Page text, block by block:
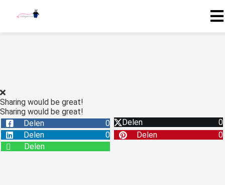
Sharing would be great!
Sharing would be great!
Delen
0 Delen
0
Delen
0 Delen
0
Delen